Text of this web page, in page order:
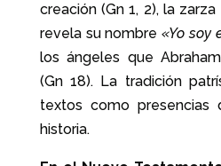
creación (Gn 1, 2), la
revela su nombre«Yo soy
los ángeles que
(Gn 18). La tradición
textos como
historia.